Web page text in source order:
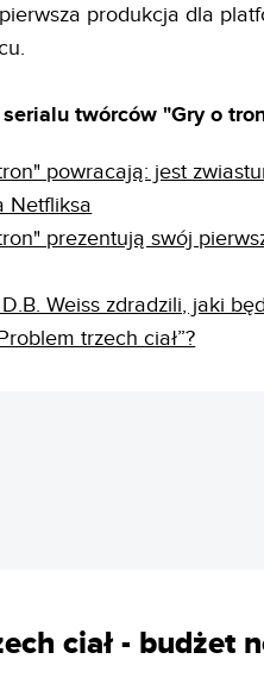
produkcja dla
twórców "Gry o
powracają: jest
Netfliksa
prezentują swój
Weiss zdradzili, jaki
trzech ciał”?
ciał - budżet